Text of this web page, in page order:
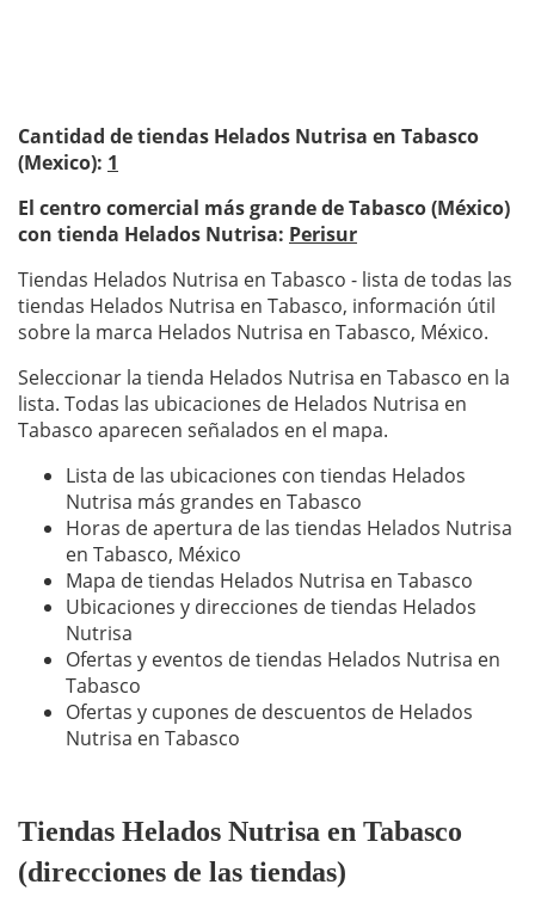
Cantidad de tiendas Helados Nutrisa en Tabasco
(Mexico): 1
El centro comercial más grande de Tabasco (México)
con tienda Helados Nutrisa: Perisur
Tiendas Helados Nutrisa en Tabasco - lista de todas las
tiendas Helados Nutrisa en Tabasco, información útil
sobre la marca Helados Nutrisa en Tabasco, México.
Seleccionar la tienda Helados Nutrisa en Tabasco en la
lista. Todas las ubicaciones de Helados Nutrisa en
Tabasco aparecen señalados en el mapa.
Lista de las ubicaciones con tiendas Helados
Nutrisa más grandes en Tabasco
Horas de apertura de las tiendas Helados Nutrisa
en Tabasco, México
Mapa de tiendas Helados Nutrisa en Tabasco
Ubicaciones y direcciones de tiendas Helados
Nutrisa
Ofertas y eventos de tiendas Helados Nutrisa en
Tabasco
Ofertas y cupones de descuentos de Helados
Nutrisa en Tabasco
Tiendas Helados Nutrisa en Tabasco
(direcciones de las tiendas)